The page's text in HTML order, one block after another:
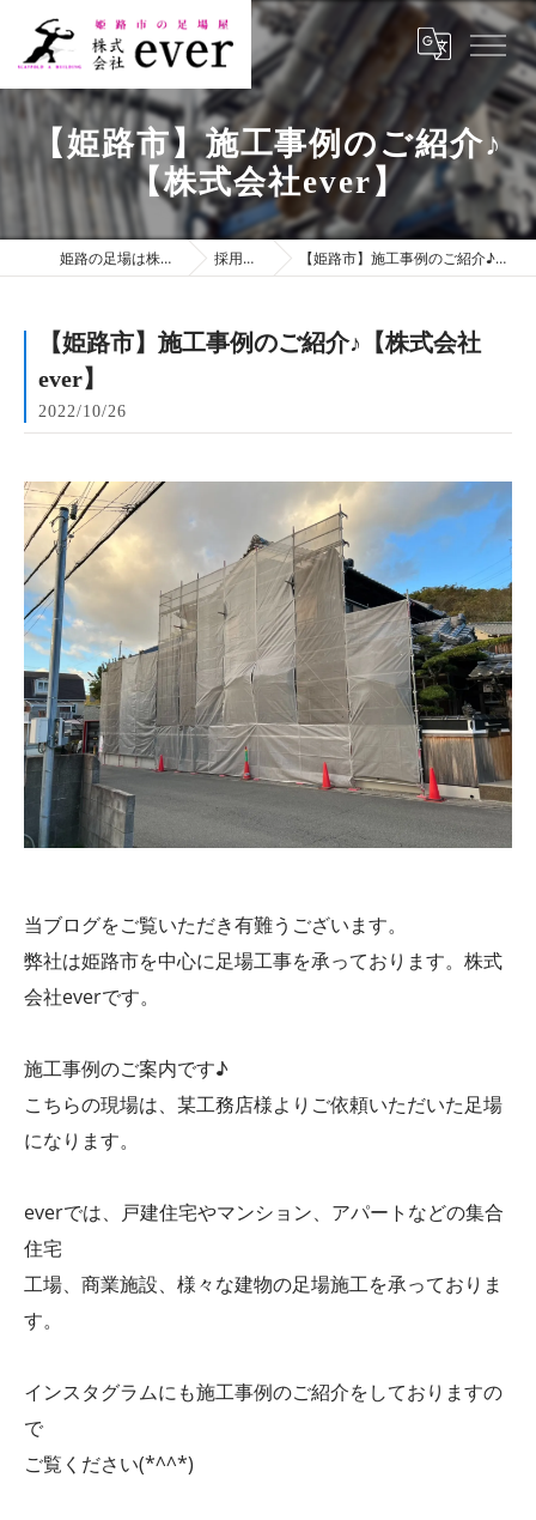
【姫路市】施工事例のご紹介♪
【株式会社ever】
姫路の足場は株式会社ever 採用ブログ 【姫路市】施工事例のご紹介♪【株式会社ever】
【姫路市】施工事例のご紹介♪【株式会社
ever】
2022/10/26
当ブログをご覧いただき有難うございます。
弊社は姫路市を中心に足場工事を承っております。株式
会社everです。
施工事例のご案内です♪
こちらの現場は、某工務店様よりご依頼いただいた足場
になります。
everでは、戸建住宅やマンション、アパートなどの集合
住宅
工場、商業施設、様々な建物の足場施工を承っておりま
す。
インスタグラムにも施工事例のご紹介をしておりますの
で
ご覧ください(*^^*)